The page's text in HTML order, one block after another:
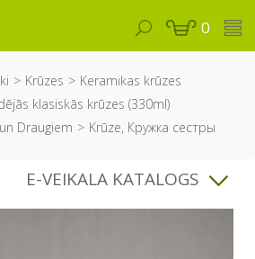
0
Krūzes
Keramikas krūzes
klasiskās krūzes (330ml)
Draugiem
Krūze, Кружка сестры
E-VEIKALA KATALOGS